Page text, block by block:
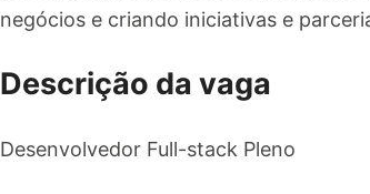
negócios e criando iniciativas e
Descrição da vaga
Desenvolvedor Full-stack Pleno